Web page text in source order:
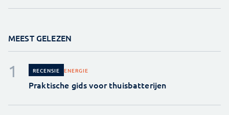
MEEST GELEZEN
RECENSIE ENERGIE
Praktische gids voor thuisbatterijen